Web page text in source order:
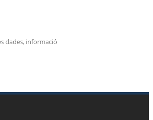
dades, informació